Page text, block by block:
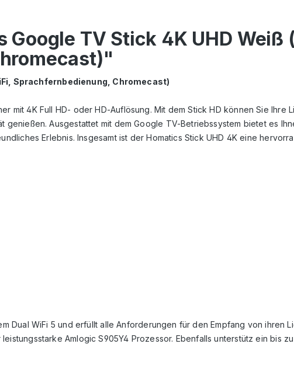
TV Stick 4K UHD Weiß
Sprachfernbedienung, Chromecast)
mit 4K Full HD- oder HD-Auflösung. Mit dem Stick HD können Sie Ihre
Ausgestattet mit dem Google TV-Betriebssystem bietet es
Erlebnis. Insgesamt ist der Homatics Stick UHD 4K eine
Dual WiFi 5 und erfüllt alle Anforderungen für den Empfang von ihren
Amlogic S905Y4 Prozessor. Ebenfalls unterstütz ein bis